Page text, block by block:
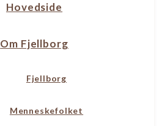
Hovedside
Om Fjellborg
Fjellborg
Menneskefolket